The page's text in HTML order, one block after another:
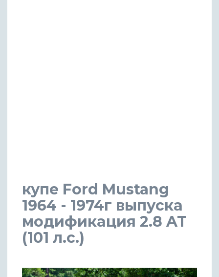
купе Ford Mustang
1964 - 1974г выпуска
модификация 2.8 AT
(101 л.с.)